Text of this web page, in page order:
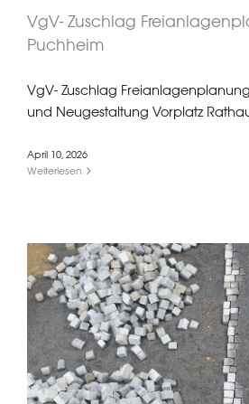
VgV- Zuschlag
Puchheim
VgV- Zuschlag
und Neugestaltung Vorplatz
April 10, 2026
Weiterlesen
VgV Zuschlag –
Grund- und Mittelschule
Englischen Garten in